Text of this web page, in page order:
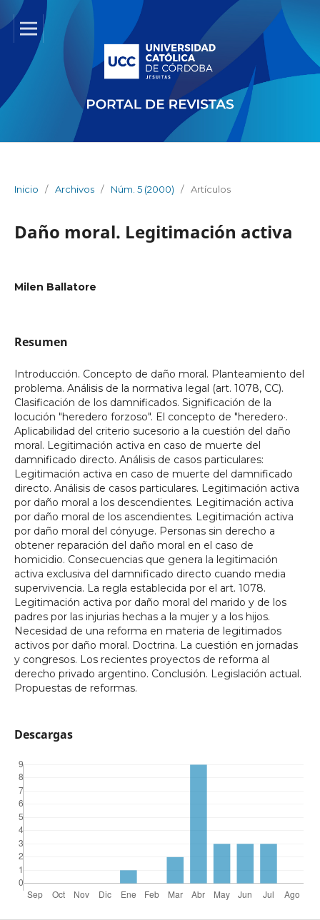
Inicio / Archivos / Núm. 5 (2000) / Artículos
Daño moral. Legitimación activa
Milen Ballatore
Resumen
Introducción. Concepto de daño moral. Planteamiento del
problema. Análisis de la normativa legal (art. 1078, CC).
Clasificación de los damnificados. Significación de la
locución "heredero forzoso". El concepto de "heredero·.
Aplicabilidad del criterio sucesorio a la cuestión del daño
moral. Legitimación activa en caso de muerte del
damnificado directo. Análisis de casos particulares:
Legitimación activa en caso de muerte del damnificado
directo. Análisis de casos particulares. Legitimación activa
por daño moral a los descendientes. Legitimación activa
por daño moral de los ascendientes. Legitimación activa
por daño moral del cónyuge. Personas sin derecho a
obtener reparación del daño moral en el caso de
homicidio. Consecuencias que genera la legitimación
activa exclusiva del damnificado directo cuando media
supervivencia. La regla establecida por el art. 1078.
Legitimación activa por daño moral del marido y de los
padres por las injurias hechas a la mujer y a los hijos.
Necesidad de una reforma en materia de legitimados
activos por daño moral. Doctrina. La cuestión en jornadas
y congresos. Los recientes proyectos de reforma al
derecho privado argentino. Conclusión. Legislación actual.
Propuestas de reformas.
Descargas